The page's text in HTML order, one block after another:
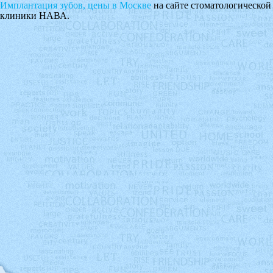
Имплантация зубов, цены в Москвена сайте стоматологической
клиники НАВА.